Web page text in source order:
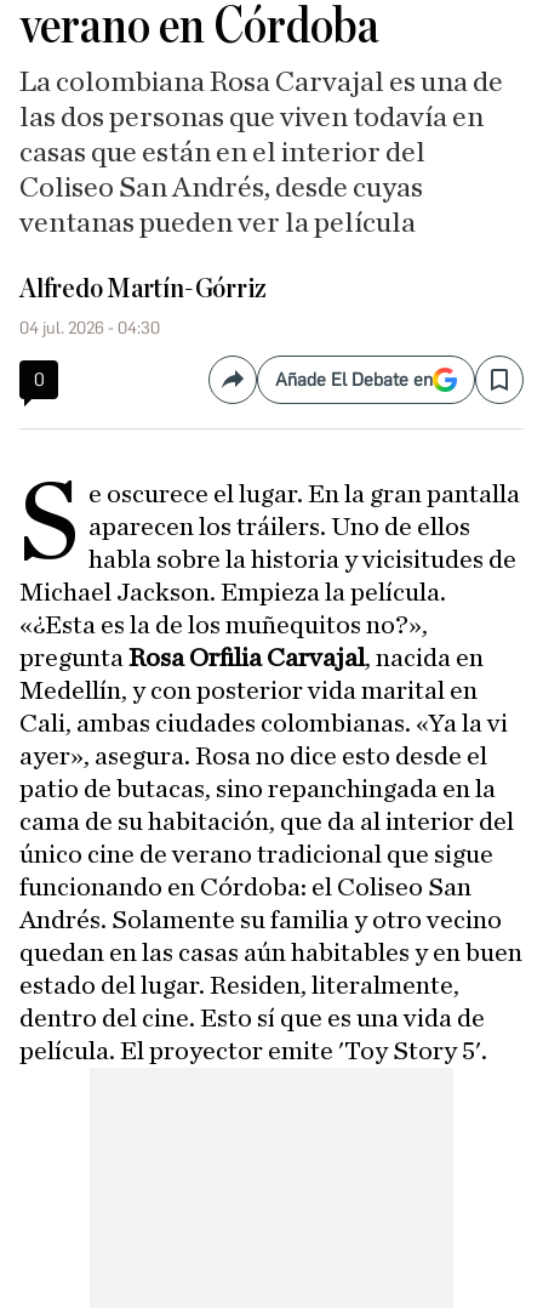
verano en Córdoba
La colombiana Rosa Carvajal es una de
las dos personas que viven todavía en
casas que están en el interior del
Coliseo San Andrés, desde cuyas
ventanas pueden ver la película
Alfredo Martín-Górriz
04 jul. 2026 - 04:30
0 CompartirAñade El Debate en Save
S e oscurece el lugar. En la gran pantalla
aparecen los tráilers. Uno de ellos
habla sobre la historia y vicisitudes de
Michael Jackson. Empieza la película.
«¿Esta es la de los muñequitos no?»,
pregunta Rosa Orfilia Carvajal, nacida en
Medellín, y con posterior vida marital en
Cali, ambas ciudades colombianas. «Ya la vi
ayer», asegura. Rosa no dice esto desde el
patio de butacas, sino repanchingada en la
cama de su habitación, que da al interior del
único cine de verano tradicional que sigue
funcionando en Córdoba: el Coliseo San
Andrés. Solamente su familia y otro vecino
quedan en las casas aún habitables y en buen
estado del lugar. Residen, literalmente,
dentro del cine. Esto sí que es una vida de
película. El proyector emite 'Toy Story 5'.